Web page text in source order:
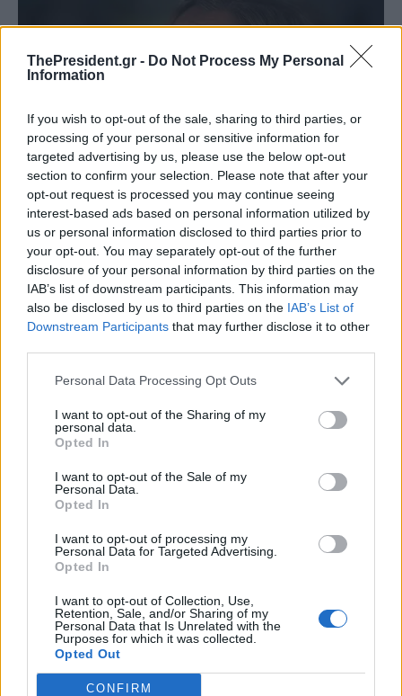
ThePresident.gr - Do Not Process My Personal
Information
If you wish to opt-out of the sale, sharing to third parties, or
processing of your personal or sensitive information for
targeted advertising by us, please use the below opt-out
section to confirm your selection. Please note that after your
opt-out request is processed you may continue seeing
interest-based ads based on personal information utilized by
us or personal information disclosed to third parties prior to
your opt-out. You may separately opt-out of the further
disclosure of your personal information by third parties on the
IAB’s list of downstream participants. This information may
also be disclosed by us to third parties on the IAB’s List of
Downstream Participants that may further disclose it to other
Personal Data Processing Opt Outs
I want to opt-out of the Sharing of my
personal data.
Opted In
I want to opt-out of the Sale of my
Personal Data.
Opted In
I want to opt-out of processing my
Personal Data for Targeted Advertising.
Opted In
I want to opt-out of Collection, Use,
Retention, Sale, and/or Sharing of my
Personal Data that Is Unrelated with the
Purposes for which it was collected.
Opted Out
CONFIRM